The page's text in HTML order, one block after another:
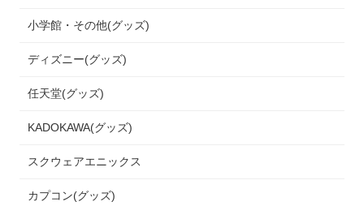
小学館・その他(グッズ)
ディズニー(グッズ)
任天堂(グッズ)
KADOKAWA(グッズ)
スクウェアエニックス
カプコン(グッズ)